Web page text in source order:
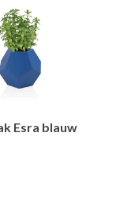
Esra blauw